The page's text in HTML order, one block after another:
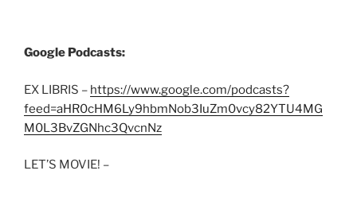
Google Podcasts:
EX LIBRIS – https://www.google.com/podcasts?
feed=aHR0cHM6Ly9hbmNob3IuZm0vcy82YTU4MG
M0L3BvZGNhc3QvcnNz
LET’S MOVIE! –